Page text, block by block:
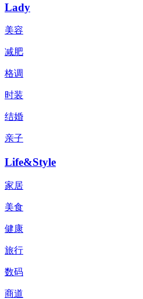
Lady
美容
减肥
格调
时装
结婚
亲子
Life&Style
家居
美食
健康
旅行
数码
商道